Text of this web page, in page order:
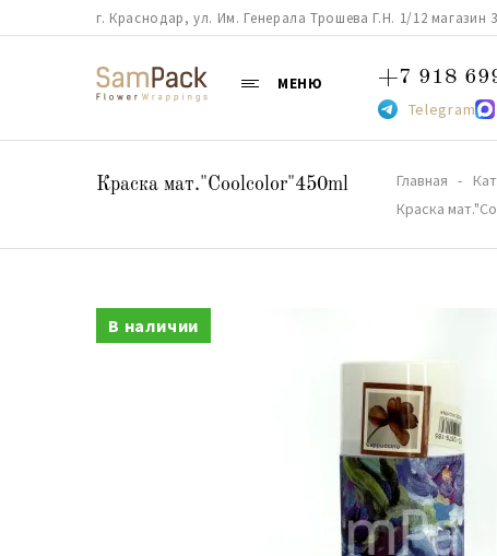
г. Краснодар, ул. Им. Генерала Трошева Г.Н. 1/12 магазин
МЕНЮ +7 918
Telegram
Краска мат."Coolcolor"450ml Главная
Краска
В наличии